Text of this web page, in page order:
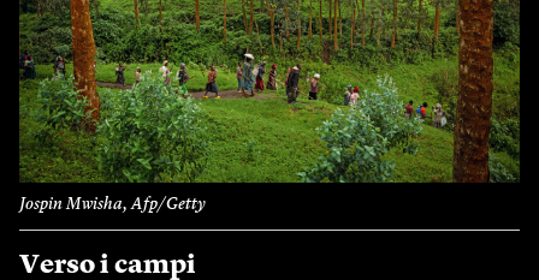
Jospin Mwisha, Afp/Getty
Verso i campi